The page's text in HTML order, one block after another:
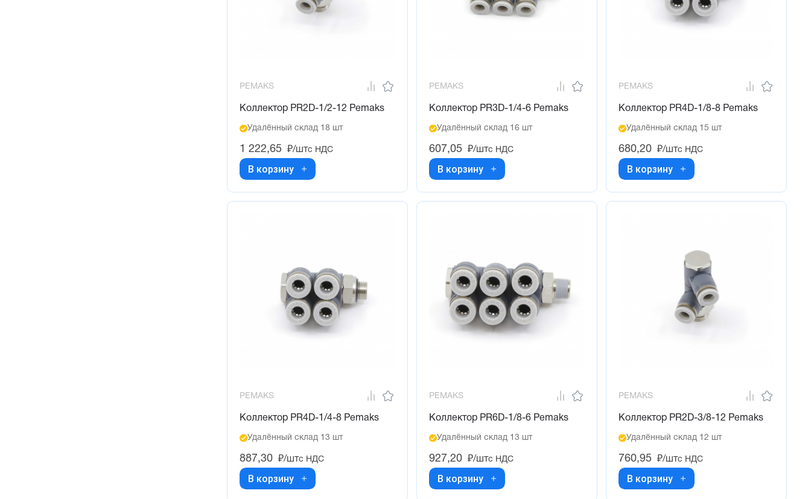
PEMAKS
Коллектор PR2D-1/2-12 Pemaks
Удалённый склад 18 шт
1 222,65 ₽/штс НДС
В корзину
PEMAKS
Коллектор PR3D-1/4-6 Pemaks
Удалённый склад 16 шт
607,05 ₽/штс НДС
В корзину
PEMAKS
Коллектор PR4D-1/8-8 Pemaks
Удалённый склад 15 шт
680,20 ₽/штс НДС
В корзину
PEMAKS
Коллектор PR4D-1/4-8 Pemaks
Удалённый склад 13 шт
887,30 ₽/штс НДС
В корзину
PEMAKS
Коллектор PR6D-1/8-6 Pemaks
Удалённый склад 13 шт
927,20 ₽/штс НДС
В корзину
PEMAKS
Коллектор PR2D-3/8-12 Pemaks
Удалённый склад 12 шт
760,95 ₽/штс НДС
В корзину